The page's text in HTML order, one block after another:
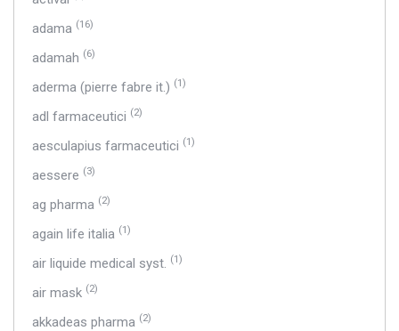
adama (16)
adamah (6)
aderma (pierre fabre it.) (1)
adl farmaceutici (2)
aesculapius farmaceutici (1)
aessere (3)
ag pharma (2)
again life italia (1)
air liquide medical syst. (1)
air mask (2)
akkadeas pharma (2)